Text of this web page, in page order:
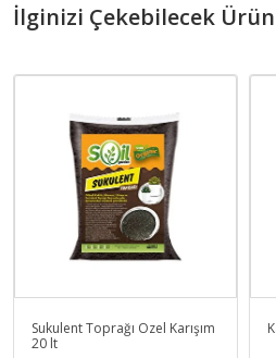
İlginizi Çekebilecek
Sukulent Toprağı Özel Karışım
20 lt